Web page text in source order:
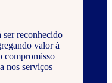
reconhecido
valor à
compromisso
nos serviços